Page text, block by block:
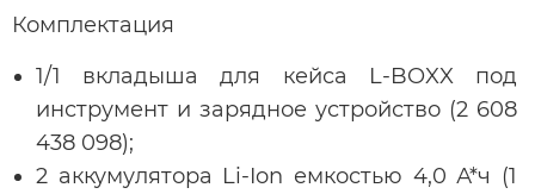
Комплектация
1/1 вкладыша для кейса L-BOXX под
инструмент и зарядное устройство (2 608
438 098);
2 аккумулятора Li-Ion емкостью 4,0 А*ч (1